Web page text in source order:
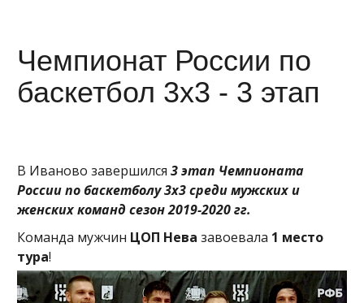
Чемпионат России по
баскетбол 3х3 - 3 этап
В Иваново завершился 3 этап Чемпионата
России по баскетболу 3х3 среди мужских и
женских команд сезон 2019-2020 гг.
Команда мужчин ЦОП Нева завоевала 1 место
тура!